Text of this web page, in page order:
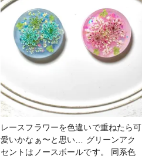
レースフラワーを色違いで重ねたら可
愛いかなぁ〜と思い… グリーンアク
セントはノースボールです。 同系色